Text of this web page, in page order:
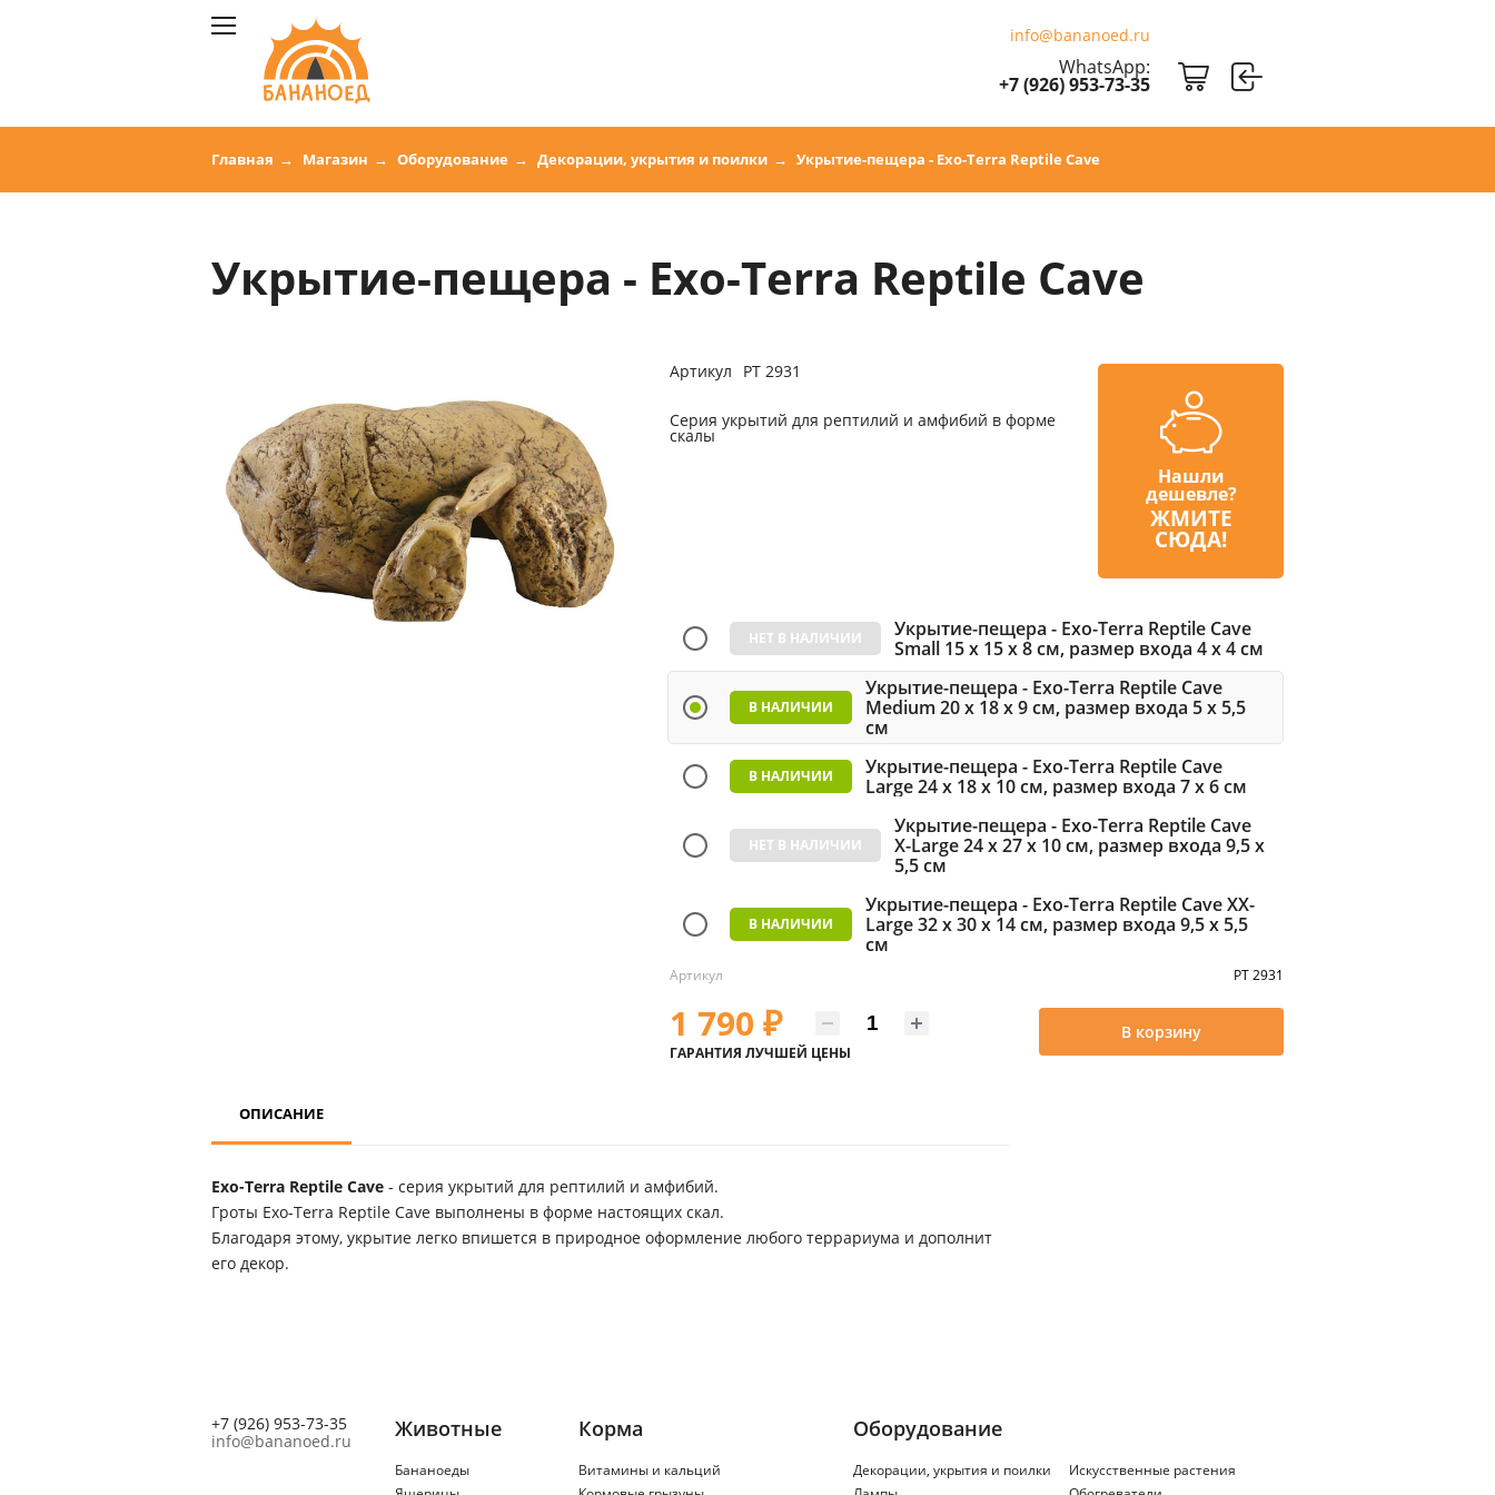
info@bananoed.ru
WhatsApp:
+7 (926) 953-73-35
Главная Магазин Оборудование Декорации, укрытия и поилки Укрытие-пещера - Exo-Terra Reptile Cave
Укрытие-пещера - Exo-Terra Reptile Cave
Артикул PT 2931
Серия укрытий для рептилий и амфибий в форме
скалы
Нашли
дешевле?
ЖМИТЕ
СЮДА!
Укрытие-пещера - Exo-Terra Reptile Cave
Small 15 x 15 x 8 см, размер входа 4 x 4 см
Укрытие-пещера - Exo-Terra Reptile Cave
Medium 20 x 18 x 9 см, размер входа 5 x 5,5
см
Укрытие-пещера - Exo-Terra Reptile Cave
Large 24 x 18 x 10 см, размер входа 7 x 6 см
Укрытие-пещера - Exo-Terra Reptile Cave
X-Large 24 x 27 x 10 см, размер входа 9,5 x
5,5 см
Укрытие-пещера - Exo-Terra Reptile Cave XX-
Large 32 x 30 x 14 см, размер входа 9,5 x 5,5
см
Артикул PT 2931
1 790 ₽
ГАРАНТИЯ ЛУЧШЕЙ ЦЕНЫ
В корзину
ОПИСАНИЕ
Exo-Terra Reptile Cave- серия укрытий для рептилий и амфибий.
Гроты Exo-Terra Reptile Cave выполнены в форме настоящих скал.
Благодаря этому, укрытие легко впишется в природное оформление любого террариума и дополнит
его декор.
+7 (926) 953-73-35
info@bananoed.ru
Животные
Бананоеды
Корма
Витамины и кальций
Оборудование
Декорации, укрытия и поилки
Искусственные растения